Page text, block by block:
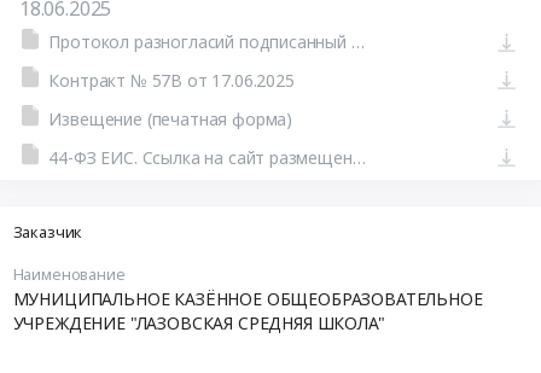
18.06.2025
Протокол разногласий подписанный 17.06.2025
Контракт № 57В от 17.06.2025
Извещение (печатная форма)
44-ФЗ ЕИС. Ссылка на сайт размещения тендера #801529297329.doc
Заказчик
Наименование
МУНИЦИПАЛЬНОЕ КАЗЁННОЕ ОБЩЕОБРАЗОВАТЕЛЬНОЕ
УЧРЕЖДЕНИЕ "ЛАЗОВСКАЯ СРЕДНЯЯ ШКОЛА"